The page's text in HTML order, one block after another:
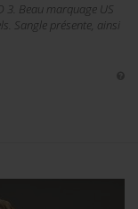
3. Beau marquage US
Sangle présente, ainsi